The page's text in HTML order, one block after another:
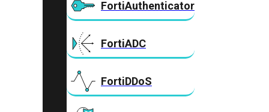
FortiAuthenticator
FortiADC
FortiDDoS